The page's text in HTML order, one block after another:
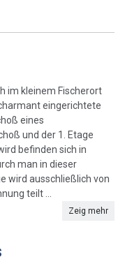
im kleinem Fischerort
eingerichtete
eines
und der 1. Etage
befinden sich in
man in dieser
wird ausschließlich von
teilt ...
Zeig mehr